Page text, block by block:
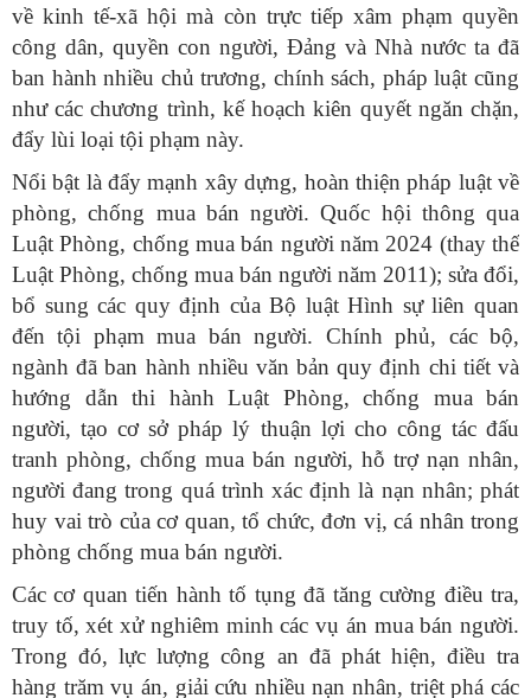
về kinh tế-xã hội mà còn trực tiếp xâm phạm quyền
công dân, quyền con người, Đảng và Nhà nước ta đã
ban hành nhiều chủ trương, chính sách, pháp luật cũng
như các chương trình, kế hoạch kiên quyết ngăn chặn,
đẩy lùi loại tội phạm này.
Nổi bật là đẩy mạnh xây dựng, hoàn thiện pháp luật về
phòng, chống mua bán người. Quốc hội thông qua
Luật Phòng, chống mua bán người năm 2024 (thay thế
Luật Phòng, chống mua bán người năm 2011); sửa đổi,
bổ sung các quy định của Bộ luật Hình sự liên quan
đến tội phạm mua bán người. Chính phủ, các bộ,
ngành đã ban hành nhiều văn bản quy định chi tiết và
hướng dẫn thi hành Luật Phòng, chống mua bán
người, tạo cơ sở pháp lý thuận lợi cho công tác đấu
tranh phòng, chống mua bán người, hỗ trợ nạn nhân,
người đang trong quá trình xác định là nạn nhân; phát
huy vai trò của cơ quan, tổ chức, đơn vị, cá nhân trong
phòng chống mua bán người.
Các cơ quan tiến hành tố tụng đã tăng cường điều tra,
truy tố, xét xử nghiêm minh các vụ án mua bán người.
Trong đó, lực lượng công an đã phát hiện, điều tra
hàng trăm vụ án, giải cứu nhiều nạn nhân, triệt phá các